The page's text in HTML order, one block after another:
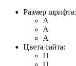
Размер шрифта:
A
A
A
Цвета сайта:
Ц
Ц